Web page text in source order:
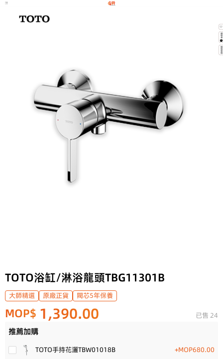
購物車
0
聯絡客服
TOTO浴缸/淋浴龍頭TBG11301B
大師精選 原廠正貨 閥芯5年保養
MOP$ 1,390.00 已售 24
推薦加購
TOTO手持花灑TBW01018B +MOP680.00